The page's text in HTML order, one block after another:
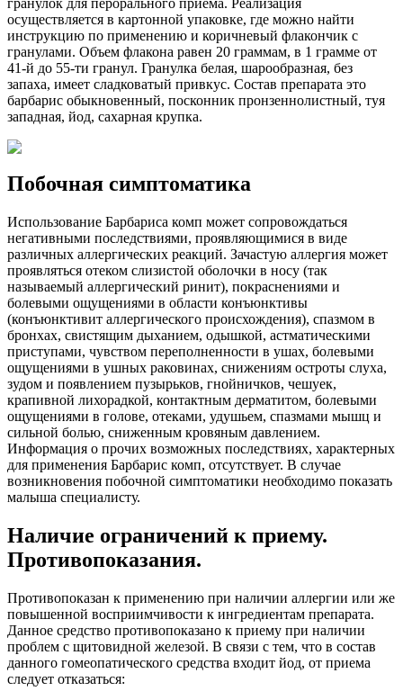
гранулок для перорального приема. Реализация
осуществляется в картонной упаковке, где можно найти
инструкцию по применению и коричневый флакончик с
гранулами. Объем флакона равен 20 граммам, в 1 грамме от
41-й до 55-ти гранул. Гранулка белая, шарообразная, без
запаха, имеет сладковатый привкус. Состав препарата это
барбарис обыкновенный, посконник пронзеннолистный, туя
западная, йод, сахарная крупка.
Побочная симптоматика
Использование Барбариса комп может сопровождаться
негативными последствиями, проявляющимися в виде
различных аллергических реакций. Зачастую аллергия может
проявляться отеком слизистой оболочки в носу (так
называемый аллергический ринит), покраснениями и
болевыми ощущениями в области конъюнктивы
(конъюнктивит аллергического происхождения), спазмом в
бронхах, свистящим дыханием, одышкой, астматическими
приступами, чувством переполненности в ушах, болевыми
ощущениями в ушных раковинах, снижениям остроты слуха,
зудом и появлением пузырьков, гнойничков, чешуек,
крапивной лихорадкой, контактным дерматитом, болевыми
ощущениями в голове, отеками, удушьем, спазмами мышц и
сильной болью, сниженным кровяным давлением.
Информация о прочих возможных последствиях, характерных
для применения Барбарис комп, отсутствует. В случае
возникновения побочной симптоматики необходимо показать
малыша специалисту.
Наличие ограничений к приему.
Противопоказания.
Противопоказан к применению при наличии аллергии или же
повышенной восприимчивости к ингредиентам препарата.
Данное средство противопоказано к приему при наличии
проблем с щитовидной железой. В связи с тем, что в состав
данного гомеопатического средства входит йод, от приема
следует отказаться: